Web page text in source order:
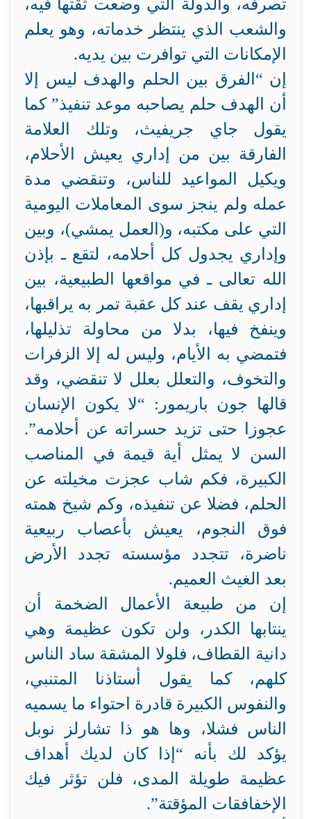
تصرفه، والدولة التي وضعت ثقتها فيه،
والشعب الذي ينتظر خدماته، وهو يعلم
الإمكانات التي توافرت بين يديه.
إن “الفرق بين الحلم والهدف ليس إلا
أن الهدف حلم يصاحبه موعد تنفيذ” كما
يقول جاي جريفيث، وتلك العلامة
الفارقة بين من إداري يعيش الأحلام،
ويكيل المواعيد للناس، وتنقضي مدة
عمله ولم ينجز سوى المعاملات اليومية
التي على مكتبه، و(العمل يمشي)، وبين
وإداري يجدول كل أحلامه، لتقع ـ بإذن
الله تعالى ـ في مواقعها الطبيعية، بين
إداري يقف عند كل عقبة تمر به يراقبها،
وينفخ فيها، بدلا من محاولة تذليلها،
فتمضي به الأيام، وليس له إلا الزفرات
والتخوف، والتعلل بعلل لا تنقضي، وقد
قالها جون باريمور: “لا يكون الإنسان
عجوزا حتى تزيد حسراته عن أحلامه”.
السن لا يمثل أية قيمة في المناصب
الكبيرة، فكم شاب عجزت مخيلته عن
الحلم، فضلا عن تنفيذه، وكم شيخ همته
فوق النجوم، يعيش بأعصاب ربيعية
ناضرة، تتجدد مؤسسته تجدد الأرض
بعد الغيث العميم.
إن من طبيعة الأعمال الضخمة أن
ينتابها الكدر، ولن تكون عظيمة وهي
دانية القطاف، فلولا المشقة ساد الناس
كلهم، كما يقول أستاذنا المتنبي،
والنفوس الكبيرة قادرة احتواء ما يسميه
الناس فشلا، وها هو ذا تشارلز نوبل
يؤكد لك بأنه “إذا كان لديك أهداف
عظيمة طويلة المدى، فلن تؤثر فيك
الإخفافقات المؤقتة”.